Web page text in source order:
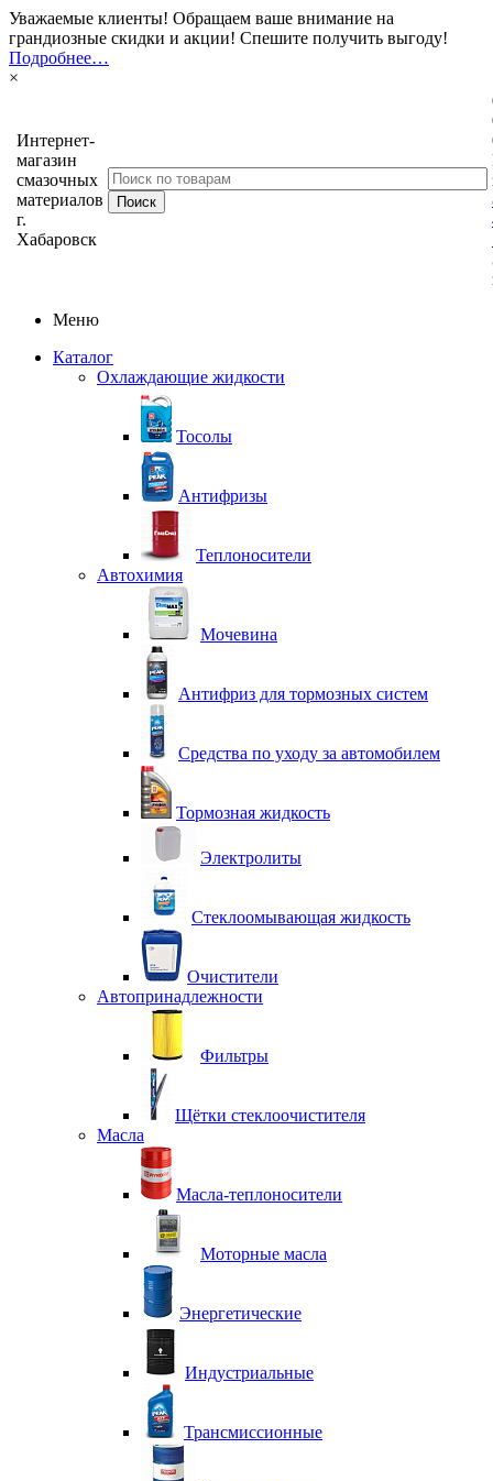
Уважаемые клиенты! Обращаем ваше внимание на
грандиозные скидки и акции! Спешите получить выгоду!
Подробнее…
×
Интернет-
магазин
смазочных
материалов
г.
Хабаровск
Меню
Каталог
Охлаждающие жидкости
Тосолы
Антифризы
Теплоносители
Автохимия
Мочевина
Антифриз для тормозных систем
Средства по уходу за автомобилем
Тормозная жидкость
Электролиты
Стеклоомывающая жидкость
Очистители
Автопринадлежности
Фильтры
Щётки стеклоочистителя
Масла
Масла-теплоносители
Моторные масла
Энергетические
Индустриальные
Трансмиссионные